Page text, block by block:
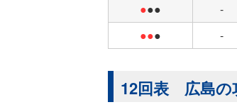
●●● -
●●● -
12回表 広島の